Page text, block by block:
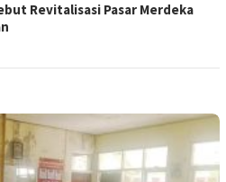
Revitalisasi Pasar Merdeka